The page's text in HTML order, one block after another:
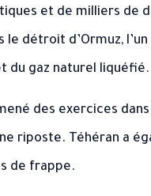
et de milliers de
détroit d’Ormuz,
du gaz naturel liquéfié.
des exercices
riposte. Téhéran a
de frappe.